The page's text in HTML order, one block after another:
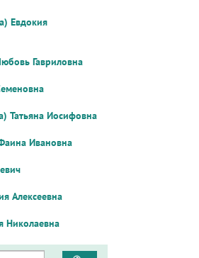
Евдокия
Гавриловна
Татьяна Иосифовна
Ивановна
Алексеевна
Николаевна